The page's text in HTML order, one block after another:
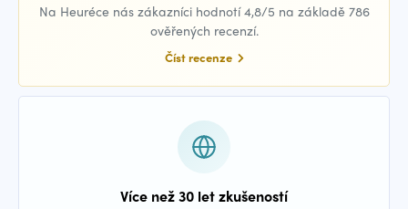
Na Heuréce nás zákazníci hodnotí 4,8/5 na základě 786
ověřených recenzí.
Číst recenze
Více než 30 let zkušeností